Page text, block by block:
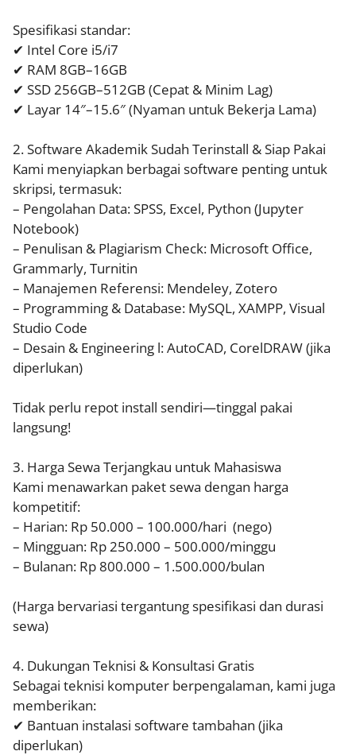
Spesifikasi standar:
✔ Intel Core i5/i7
✔ RAM 8GB–16GB
✔ SSD 256GB–512GB (Cepat & Minim Lag)
✔ Layar 14″–15.6″ (Nyaman untuk Bekerja Lama)
2. Software Akademik Sudah Terinstall & Siap Pakai
Kami menyiapkan berbagai software penting untuk
skripsi, termasuk:
– Pengolahan Data: SPSS, Excel, Python (Jupyter
Notebook)
– Penulisan & Plagiarism Check: Microsoft Office,
Grammarly, Turnitin
– Manajemen Referensi: Mendeley, Zotero
– Programming & Database: MySQL, XAMPP, Visual
Studio Code
– Desain & Engineering l: AutoCAD, CorelDRAW (jika
diperlukan)
Tidak perlu repot install sendiri—tinggal pakai
langsung!
3. Harga Sewa Terjangkau untuk Mahasiswa
Kami menawarkan paket sewa dengan harga
kompetitif:
– Harian: Rp 50.000 – 100.000/hari (nego)
– Mingguan: Rp 250.000 – 500.000/minggu
– Bulanan: Rp 800.000 – 1.500.000/bulan
(Harga bervariasi tergantung spesifikasi dan durasi
sewa)
4. Dukungan Teknisi & Konsultasi Gratis
Sebagai teknisi komputer berpengalaman, kami juga
memberikan:
✔ Bantuan instalasi software tambahan (jika
diperlukan)